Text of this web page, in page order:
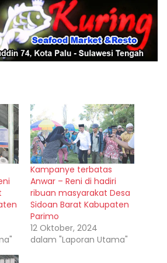
Kampanye terbatas
Anwar – Reni di hadiri
ribuan masyarakat Desa
Sidoan Barat Kabupaten
Parimo
12 Oktober, 2024
dalam "Laporan Utama"